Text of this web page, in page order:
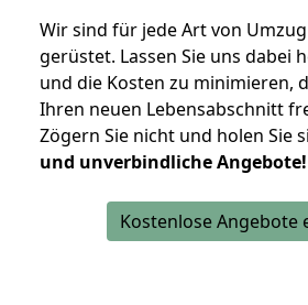
Wir sind für jede Art von
gerüstet. Lassen Sie uns dabei
und die Kosten zu minimieren,
Ihren neuen Lebensabschnitt
Zögern Sie nicht und holen Sie
und unverbindliche Angebote!
Kostenlose Angebote